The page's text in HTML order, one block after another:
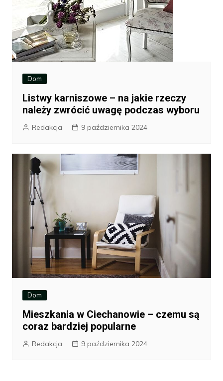
Dom
Listwy karniszowe – na jakie rzeczy
należy zwrócić uwagę podczas wyboru
Redakcja 9 października 2024
Dom
Mieszkania w Ciechanowie – czemu są
coraz bardziej popularne
Redakcja 9 października 2024